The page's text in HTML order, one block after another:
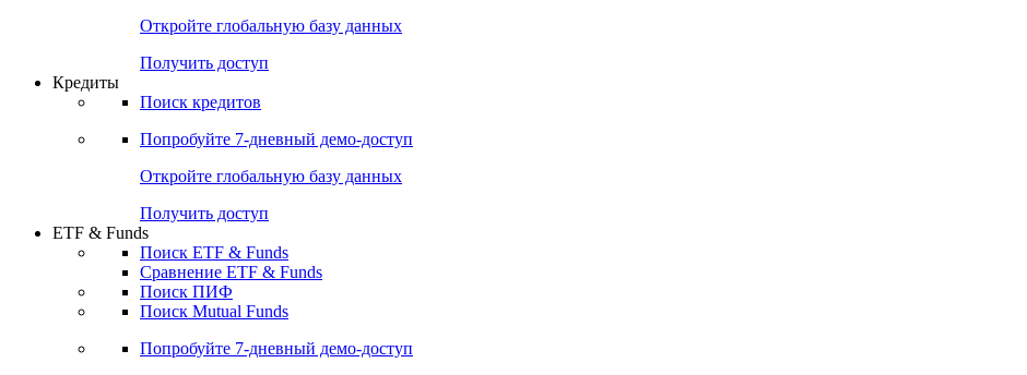
Откройте глобальную базу данных
Получить доступ
Кредиты
Поиск кредитов
Попробуйте 7-дневный демо-доступ
Откройте глобальную базу данных
Получить доступ
ETF & Funds
Поиск ETF & Funds
Сравнение ETF & Funds
Поиск ПИФ
Поиск Mutual Funds
Попробуйте 7-дневный демо-доступ